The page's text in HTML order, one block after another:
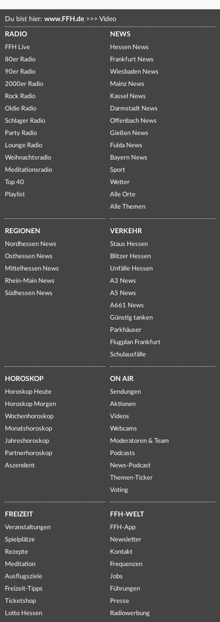
Du bist hier: www.FFH.de >>> Video
RADIO
FFH Live
80er Radio
90er Radio
2000er Radio
Rock Radio
Oldie Radio
Schlager Radio
Party Radio
Lounge Radio
Weihnachtsradio
Meditationsradio
Top 40
Playlist
NEWS
Hessen News
Frankfurt News
Wiesbaden News
Mainz News
Kassel News
Darmstadt News
Offenbach News
Gießen News
Fulda News
Bayern News
Sport
Wetter
Alle Orte
Alle Themen
REGIONEN
Nordhessen News
Osthessen News
Mittelhessen News
Rhein-Main News
Südhessen News
VERKEHR
Staus Hessen
Blitzer Hessen
Unfälle Hessen
A3 News
A5 News
A661 News
Günstig tanken
Parkhäuser
Flugplan Frankfurt
Schulausfälle
HOROSKOP
Horoskop Heute
Horoskop Morgen
Wochenhoroskop
Monatshoroskop
Jahreshoroskop
Partnerhoroskop
Aszendent
ON AIR
Sendungen
Aktionen
Videos
Webcams
Moderatoren & Team
Podcasts
News-Podcast
Themen-Ticker
Voting
FREIZEIT
Veranstaltungen
Spielplätze
Rezepte
Meditation
Ausflugsziele
Freizeit-Tipps
Ticketshop
Lotto Hessen
FFH-WELT
FFH-App
Newsletter
Kontakt
Frequenzen
Jobs
Führungen
Presse
Radiowerbung